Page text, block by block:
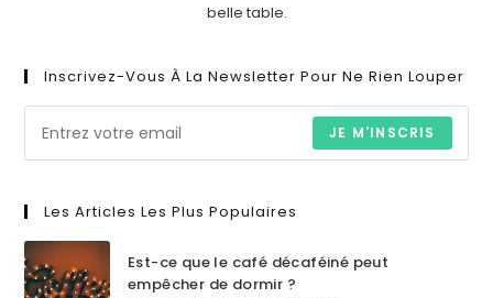
belle table.
Inscrivez-Vous À La Newsletter Pour Ne Rien Louper
JE M'INSCRIS
Les Articles Les Plus Populaires
Est-ce que le café décaféiné peut
empêcher de dormir ?